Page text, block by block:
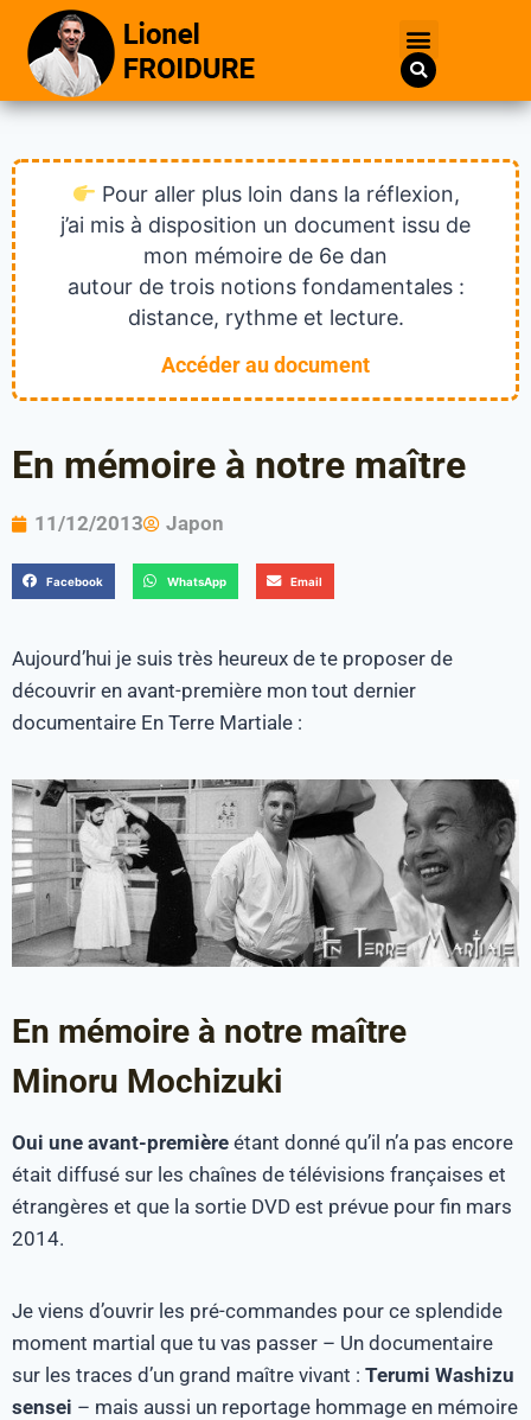
Pour aller plus loin dans la réflexion,
j’ai mis à disposition un document issu de
mon mémoire de 6e dan
autour de trois notions fondamentales :
distance, rythme et lecture.
Accéder au document
En mémoire à notre maître
11/12/2013 Japon
Facebook WhatsApp Email
Aujourd’hui je suis très heureux de te proposer de
découvrir en avant-première mon tout dernier
documentaire En Terre Martiale :
En mémoire à notre maître
Minoru Mochizuki
Oui une avant-première étant donné qu’il n’a pas encore
était diffusé sur les chaînes de télévisions françaises et
étrangères et que la sortie DVD est prévue pour fin mars
2014.
Je viens d’ouvrir les pré-commandes pour ce splendide
moment martial que tu vas passer – Un documentaire
sur les traces d’un grand maître vivant : Terumi Washizu
sensei – mais aussi un reportage hommage en mémoire